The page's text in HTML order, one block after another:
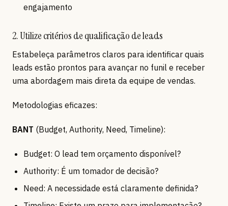
engajamento
2. Utilize critérios de qualificação de leads
Estabeleça parâmetros claros para identificar quais
leads estão prontos para avançar no funil e receber
uma abordagem mais direta da equipe de vendas.
Metodologias eficazes:
BANT (Budget, Authority, Need, Timeline):
Budget: O lead tem orçamento disponível?
Authority: É um tomador de decisão?
Need: A necessidade está claramente definida?